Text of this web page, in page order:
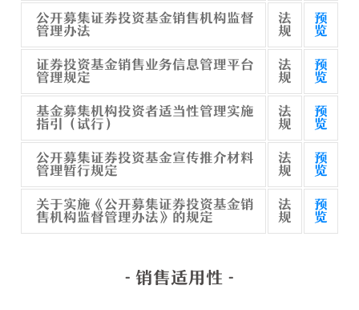
公开募集证券投资基金销售机构监督
管理办法
法
规
预
览
证券投资基金销售业务信息管理平台
管理规定
法
规
预
览
基金募集机构投资者适当性管理实施
指引（试行）
法
规
预
览
公开募集证券投资基金宣传推介材料
管理暂行规定
法
规
预
览
关于实施《公开募集证券投资基金销
售机构监督管理办法》的规定
法
规
预
览
- 销售适用性 -